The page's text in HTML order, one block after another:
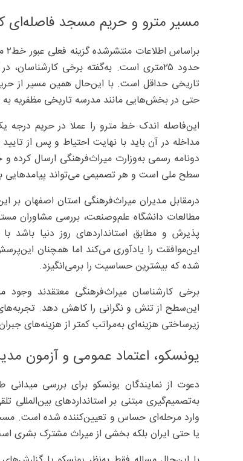
مسیر مترو و حریم مسجد
حدود ۲۵متری است. به‌گفته برخی
حتی در بخش‌هایی مانند مدرسه تاریخی مظفریه به ‌۱۲متر کاهش می‌یابد.
این‌فاصله اندک خط مترو را عملا در حریم
مداخله در آن باید با نهایت احتیاط و پس از
دونامه رسمی به‌وزارت میراث‌فرهنگی ارسال
سطح ملی است و هر تصمیمی می‌تواند پیامدهایی
درمقابل مدیران میراث‌فرهنگی استان اصفهان بر
مطالعات دانشگاه علم‌وصنعت، بررسی مشاوران
پذیرش و مطابق استانداردهای روز دنیا باشد
این‌موافقت را یادآوری می‌کند اما همچنان
شده که بیشترین حساسیت را برمی‌انگیزد.
برخی کارشناسان میراث‌فرهنگی معتقدند وجود
این‌سطح از تنش و نگرانی را کاهش دهد.
زیرساختی هزینه‌ای به‌مراتب کمتر از هزینه‌های
یونسکو، اعتماد عمومی و آزمون
دعوت از نمایندگان یونسکو برای بررسی
به‌تصمیم‌گیری مبتنی بر استانداردهای
وارد مرحله‌ای حساس و تعیین‌کننده شده است.
یا حتی ایران بلکه بخشی از میراث مشترک بشری